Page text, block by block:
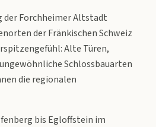
der Forchheimer Altstadt
der Fränkischen Schweiz
Alte Türen,
Schlossbauarten
die regionalen
bis Egloffstein im